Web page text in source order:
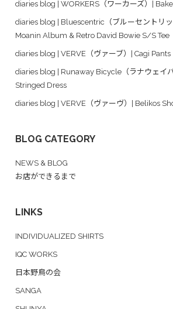
diaries blog | WORKERS（ワーカーズ）|
diaries blog | Bluescentric（ブルーセントリ
Moanin Album & Retro David Bowie S/S Tee
diaries blog | VERVE（ヴァーブ）| Cagi Pants
diaries blog | Runaway Bicycle（ラナウェイ
Stringed Dress
diaries blog | VERVE（ヴァーヴ）| Belikos
BLOG CATEGORY
NEWS & BLOG
お店ができるまで
LINKS
INDIVIDUALIZED SHIRTS
IQC WORKS
日本野鳥の会
SANGA